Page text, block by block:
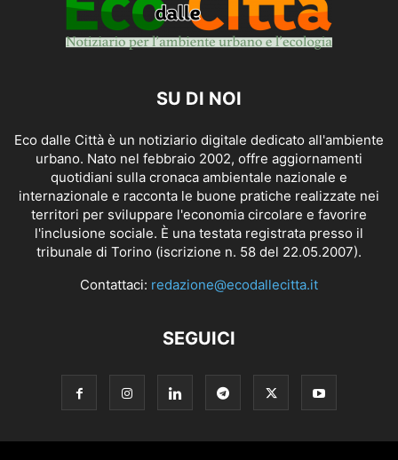
SU DI NOI
Eco dalle Città è un notiziario digitale dedicato all'ambiente
urbano. Nato nel febbraio 2002, offre aggiornamenti
quotidiani sulla cronaca ambientale nazionale e
internazionale e racconta le buone pratiche realizzate nei
territori per sviluppare l'economia circolare e favorire
l'inclusione sociale. È una testata registrata presso il
tribunale di Torino (iscrizione n. 58 del 22.05.2007).
Contattaci: redazione@ecodallecitta.it
SEGUICI